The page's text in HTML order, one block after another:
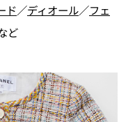
ド／ディオール／フェ
ど